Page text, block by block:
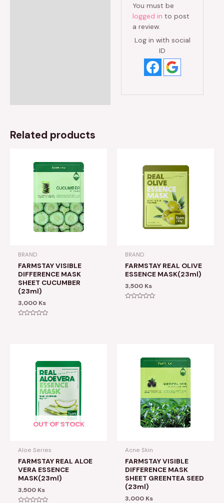
You must be
logged in to post
a review.
Log in with social
ID
Related products
BRAND
FARMSTAY VISIBLE
DIFFERENCE MASK
SHEET CUCUMBER
(23ml)
3,000 Ks
BRAND
FARMSTAY REAL OLIVE
ESSENCE MASK(23ml)
3,500 Ks
OUT OF STOCK
Aloe Series
FARMSTAY REAL ALOE
VERA ESSENCE
MASK(23ml)
3,500 Ks
Acne Skin
FARMSTAY VISIBLE
DIFFERENCE MASK
SHEET GREENTEA SEED
(23ml)
3,000 Ks